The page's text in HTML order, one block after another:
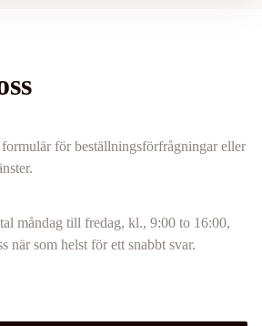
för beställningsförfrågningar eller
måndag till fredag, kl., 9:00 to 16:00,
när som helst för ett snabbt svar.